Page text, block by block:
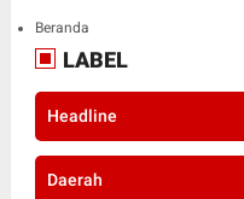
Beranda
LABEL
Headline
Daerah